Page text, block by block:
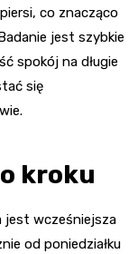
co znacząco
jest szybkie
spokój na długie
się
kroku
jest wcześniejsza
od poniedziałku